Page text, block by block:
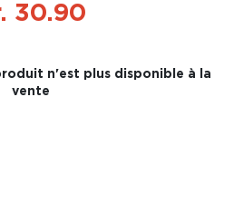
30.90
n'est plus disponible à la
vente